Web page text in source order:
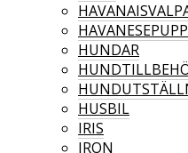
HUNDAR
HUSBIL
IRIS
IRON